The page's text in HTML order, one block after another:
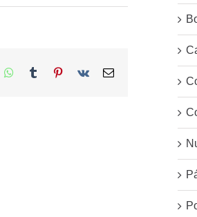
WhatsApp
Tumblr Pinterest
Vk Email